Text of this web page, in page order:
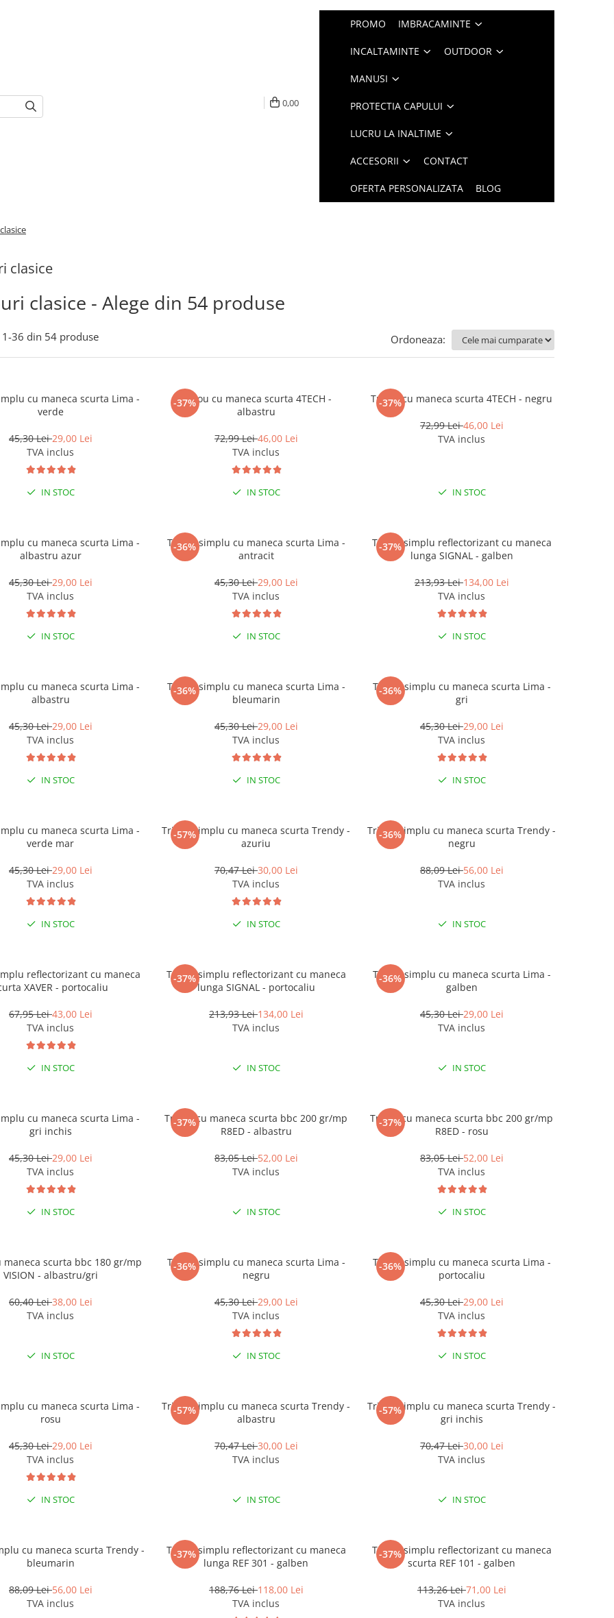
0,00
PROMO IMBRACAMINTE
INCALTAMINTE OUTDOOR
MANUSI
PROTECTIA CAPULUI
LUCRU LA INALTIME
ACCESORII CONTACT
OFERTA PERSONALIZATA BLOG
clasice
clasice - Alege din 54 produse
1-36 din 54 produse Ordoneaza:
cu maneca scurta Lima -
verde
45,30 Lei29,00 Lei
TVA inclus
IN STOC
-37%
Tricou cu maneca scurta 4TECH -
albastru
72,99 Lei46,00 Lei
TVA inclus
IN STOC
-37%
Tricou cu maneca scurta 4TECH - negru
72,99 Lei46,00 Lei
TVA inclus
IN STOC
cu maneca scurta Lima -
albastru azur
45,30 Lei29,00 Lei
TVA inclus
IN STOC
-36%
Tricou simplu cu maneca scurta Lima -
antracit
45,30 Lei29,00 Lei
TVA inclus
IN STOC
-37%
Tricou simplu reflectorizant cu maneca
lunga SIGNAL - galben
213,93 Lei134,00 Lei
TVA inclus
IN STOC
cu maneca scurta Lima -
albastru
45,30 Lei29,00 Lei
TVA inclus
IN STOC
-36%
Tricou simplu cu maneca scurta Lima -
bleumarin
45,30 Lei29,00 Lei
TVA inclus
IN STOC
-36%
Tricou simplu cu maneca scurta Lima -
gri
45,30 Lei29,00 Lei
TVA inclus
IN STOC
cu maneca scurta Lima -
verde mar
45,30 Lei29,00 Lei
TVA inclus
IN STOC
-57%
Tricou simplu cu maneca scurta Trendy -
azuriu
70,47 Lei30,00 Lei
TVA inclus
IN STOC
-36%
Tricou simplu cu maneca scurta Trendy -
negru
88,09 Lei56,00 Lei
TVA inclus
IN STOC
reflectorizant cu maneca
XAVER - portocaliu
67,95 Lei43,00 Lei
TVA inclus
IN STOC
-37%
Tricou simplu reflectorizant cu maneca
lunga SIGNAL - portocaliu
213,93 Lei134,00 Lei
TVA inclus
IN STOC
-36%
Tricou simplu cu maneca scurta Lima -
galben
45,30 Lei29,00 Lei
TVA inclus
IN STOC
cu maneca scurta Lima -
gri inchis
45,30 Lei29,00 Lei
TVA inclus
IN STOC
-37%
Tricou cu maneca scurta bbc 200 gr/mp
R8ED - albastru
83,05 Lei52,00 Lei
TVA inclus
IN STOC
-37%
Tricou cu maneca scurta bbc 200 gr/mp
R8ED - rosu
83,05 Lei52,00 Lei
TVA inclus
IN STOC
maneca scurta bbc 180 gr/mp
VISION - albastru/gri
60,40 Lei38,00 Lei
TVA inclus
IN STOC
-36%
Tricou simplu cu maneca scurta Lima -
negru
45,30 Lei29,00 Lei
TVA inclus
IN STOC
-36%
Tricou simplu cu maneca scurta Lima -
portocaliu
45,30 Lei29,00 Lei
TVA inclus
IN STOC
cu maneca scurta Lima -
rosu
45,30 Lei29,00 Lei
TVA inclus
IN STOC
-57%
Tricou simplu cu maneca scurta Trendy -
albastru
70,47 Lei30,00 Lei
TVA inclus
IN STOC
-57%
Tricou simplu cu maneca scurta Trendy -
gri inchis
70,47 Lei30,00 Lei
TVA inclus
IN STOC
cu maneca scurta Trendy -
bleumarin
88,09 Lei56,00 Lei
TVA inclus
-37%
Tricou simplu reflectorizant cu maneca
lunga REF 301 - galben
188,76 Lei118,00 Lei
TVA inclus
-37%
Tricou simplu reflectorizant cu maneca
scurta REF 101 - galben
113,26 Lei71,00 Lei
TVA inclus